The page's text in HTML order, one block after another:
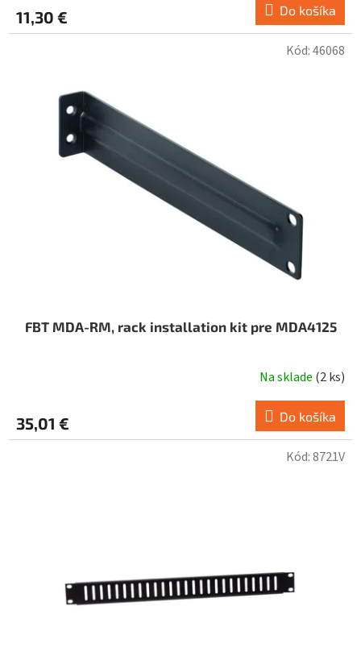
11,30 € Do košíka
FBT MDA-RM, rack installation kit pre MDA4125
Na sklade (2 ks)
35,01 € Do košíka
Kód:46068
Kód:8721V